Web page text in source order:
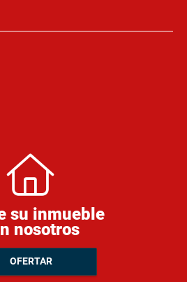
su inmueble
nosotros
OFERTAR